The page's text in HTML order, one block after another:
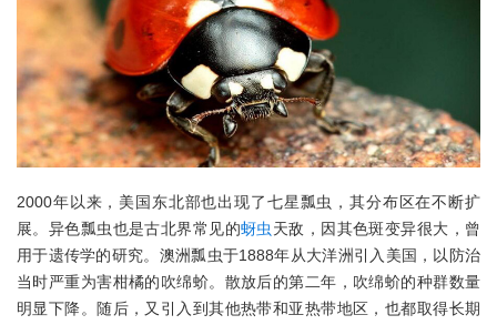
2000年以来，美国东北部也出现了七星瓢虫，其分布区在不断扩
展。异色瓢虫也是古北界常见的蚜虫 天敌，因其色斑变异很大，曾
用于遗传学的研究。澳洲瓢虫于1888年从大洋洲引入美国，以防治
当时严重为害柑橘的吹绵蚧。散放后的第二年，吹绵蚧的种群数量
明显下降。随后，又引入到其他热带和亚热带地区，也都取得长期